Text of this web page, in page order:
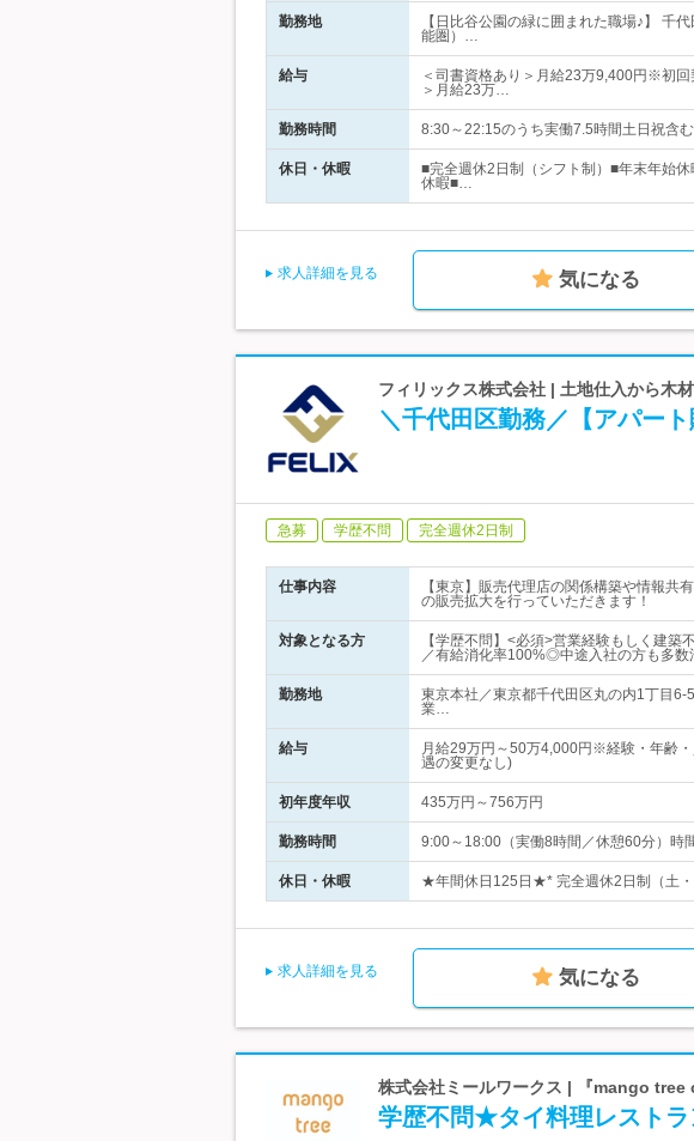
勤務地
【日比谷公園の緑に囲まれた職場♪】 千
能圏）…
給与
＜司書資格あり＞月給23万9,400円※初
＞月給23万…
勤務時間 8:30～22:15のうち実働7.5時間土日祝
休日・休暇
■完全週休2日制（シフト制）■年末年始
休暇■…
求人詳細を見る 気になる
フィリックス株式会社 | 土地仕入から木
＼千代田区勤務／【アパー
急募 学歴不問 完全週休2日制
仕事内容
【東京】販売代理店の関係構築や情報共
の販売拡大を行っていただきます！
対象となる方
【学歴不問】<必須>営業経験もしく建
／有給消化率100%◎中途入社の方も多数
勤務地
東京本社／東京都千代田区丸の内1丁目
業…
給与
月給29万円～50万4,000円※経験・年齢
遇の変更なし)
初年度年収 435万円～756万円
勤務時間 9:00～18:00（実働8時間／休憩60分）時
休日・休暇 ★年間休日125日★* 完全週休2日制（土
求人詳細を見る 気になる
株式会社ミールワークス | 『mango tree
学歴不問★タイ料理レスト